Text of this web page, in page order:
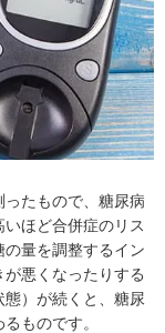
たもので、糖尿病
ほど合併症のリス
量を調整するイン
悪くなったりする
）が続くと、糖尿
ものです。